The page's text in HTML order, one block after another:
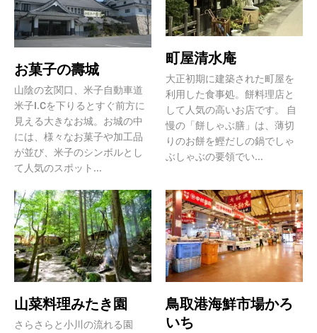
お菓子の壽城
山陰の玄関口、米子自動車道
米子I.Cを下りるとすぐ前方に
見える大きなお城。お城の中
には、様々なお菓子や加工品
が並び、米子のシンボルとし
て人気のスポット...
町屋清水庵
大正初期に建築された町屋を
利用した食事処。餅料理店と
して人気の高いお店です。 自
慢の「餅しゃぶ膳」は、薄切
りのお餅を鰹だしの鍋でしゃ
ぶしゃぶの要領でい...
山菜料理みたき園
さらさらと小川の流れる園
鳥取港海鮮市場かろ
いち